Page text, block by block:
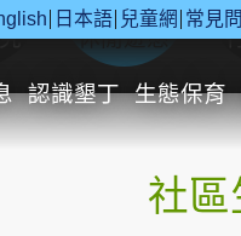
日本語 兒童網 常見
認識墾丁 生態保育
休閒遊憩
社區